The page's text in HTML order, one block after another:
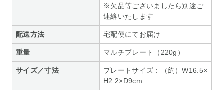
※欠品等ございましたら別途ご
連絡いたします
配送方法 宅配便にてお届け
重量 マルチプレート（220g）
サイズ／寸法
プレートサイズ：（約）W16.5×
H2.2×D9cm